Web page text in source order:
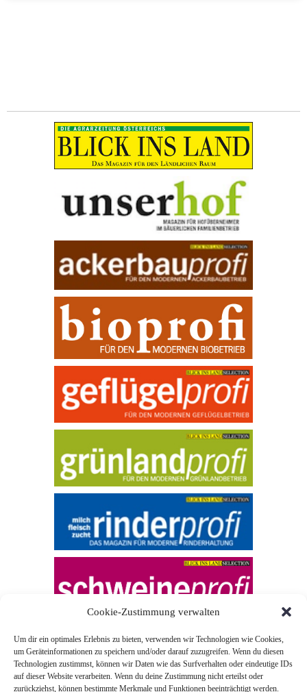
Cookie-Zustimmung verwalten
Um dir ein optimales Erlebnis zu bieten, verwenden wir Technologien wie Cookies,
um Geräteinformationen zu speichern und/oder darauf zuzugreifen. Wenn du diesen
Technologien zustimmst, können wir Daten wie das Surfverhalten oder eindeutige IDs
auf dieser Website verarbeiten. Wenn du deine Zustimmung nicht erteilst oder
zurückziehst, können bestimmte Merkmale und Funktionen beeinträchtigt werden.